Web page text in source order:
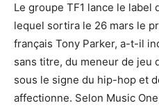
Le groupe TF1 lance le label
lequel sortira le 26 mars le
français Tony Parker, a-t-il
sans titre, du meneur de jeu
sous le signe du hip-hop et
affectionne. Selon Music